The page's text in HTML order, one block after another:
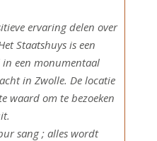
ervaring delen over
Staatshuys is een
in een monumentaal
in Zwolle. De locatie
waard om te bezoeken
sang ; alles wordt